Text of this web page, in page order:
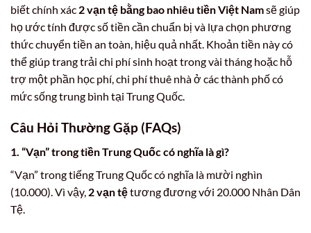
biết chính xác 2 vạn tệ bằng bao nhiêu tiền Việt Namsẽ giúp
họ ước tính được số tiền cần chuẩn bị và lựa chọn phương
thức chuyển tiền an toàn, hiệu quả nhất. Khoản tiền này có
thể giúp trang trải chi phí sinh hoạt trong vài tháng hoặc hỗ
trợ một phần học phí, chi phí thuê nhà ở các thành phố có
mức sống trung bình tại Trung Quốc.
Câu Hỏi Thường Gặp (FAQs)
1. “Vạn” trong tiền Trung Quốc có nghĩa là gì?
“Vạn” trong tiếng Trung Quốc có nghĩa là mười nghìn
(10.000). Vì vậy, 2 vạn tệtương đương với 20.000 Nhân Dân
Tệ.